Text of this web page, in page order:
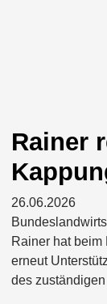
Rainer
26.06.2026
Rainer hat beim
erneut
des